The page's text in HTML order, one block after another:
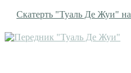
Скатерть "Туаль Де Жуи"